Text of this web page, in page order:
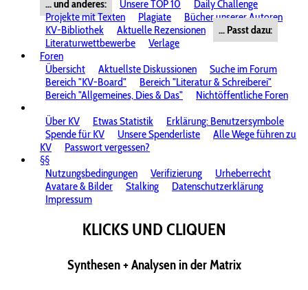
... und anderes:
Unsere TOP 10
Daily Challenge
Projekte mit Texten
Plagiate
Bücher unserer Autoren
KV-Bibliothek
Aktuelle Rezensionen
... Passt dazu:
Literaturwettbewerbe
Verlage
Foren
Übersicht
Aktuellste Diskussionen
Suche im Forum
Bereich "KV-Board"
Bereich "Literatur & Schreiberei"
Bereich "Allgemeines, Dies & Das"
Nichtöffentliche Foren
Über KV
Etwas Statistik
Erklärung: Benutzersymbole
Spende für KV
Unsere Spenderliste
Alle Wege führen zu
KV
Passwort vergessen?
§§
Nutzungsbedingungen
Verifizierung
Urheberrecht
Avatare & Bilder
Stalking
Datenschutzerklärung
Impressum
KLICKS UND CLIQUEN
Synthesen + Analysen in der Matrix